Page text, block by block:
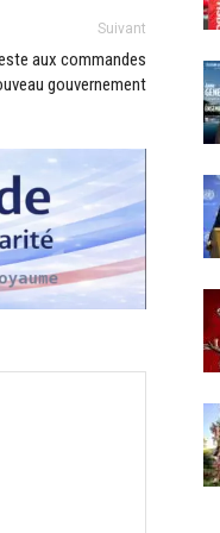
Suivant
aux commandes
gouvernement